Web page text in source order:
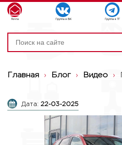
Почта Группа в ВК Группа в ТГ
Главная › Блог › Видео ›
Дата: 22-03-2025